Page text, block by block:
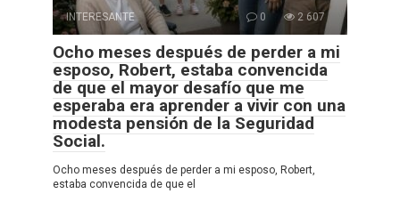
INTERESANTE 0 2 607
Ocho meses después de perder a mi
esposo, Robert, estaba convencida
de que el mayor desafío que me
esperaba era aprender a vivir con una
modesta pensión de la Seguridad
Social.
Ocho meses después de perder a mi esposo, Robert,
estaba convencida de que el